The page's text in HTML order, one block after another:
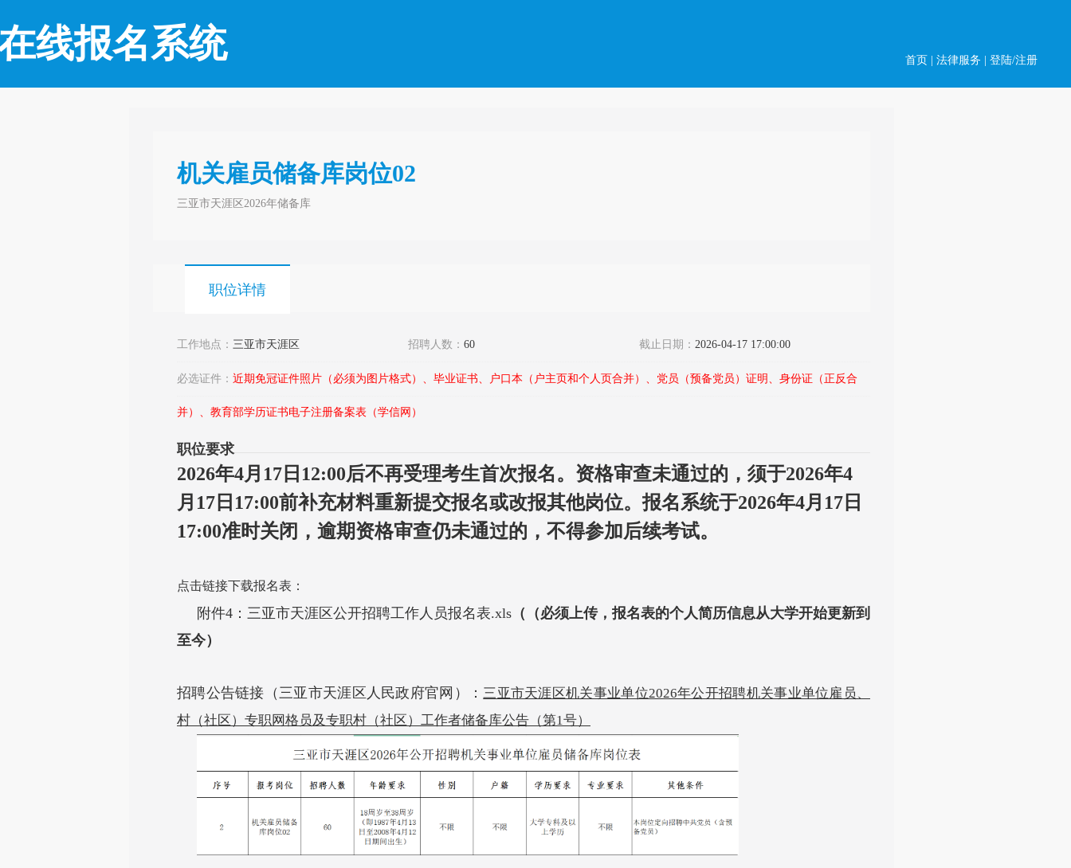
线报名系统 首页 法律服务 登陆/注册
机关雇员储备库岗位02
三亚市天涯区2026年储备库
职位详情
工作地点： 三亚市天涯区 招聘人数： 60 截止日期： 2026-04-17 17:00:00
必选证件： 近期免冠证件照片（必须为图片格式）、毕业证书、户口本（户主页和个人页合并）、党员（预备党员）证明、身份证（正反合
并）、教育部学历证书电子注册备案表（学信网）
职位要求
2026年4月17日12:00后不再受理考生首次报名。 资格审查未通过的，须于2026年4
月17日17:00前补充材料重新提交报名或改报其他岗位。报名系统于2026年4月17日
17:00准时关闭，逾期资格审查仍未通过的，不得参加后续考试。
点击链接下载报名表：
附件4：三亚市天涯区公开招聘工作人员报名表.xls（ （必须上传，报名表的个人简历信息从大学开始更新到
至今）
招聘公告链接（三亚市天涯区人民政府官网）：三亚市天涯区机关事业单位2026年公开招聘机关事业单位雇员、
村（社区）专职网格员及专职村（社区）工作者储备库公告（第1号）